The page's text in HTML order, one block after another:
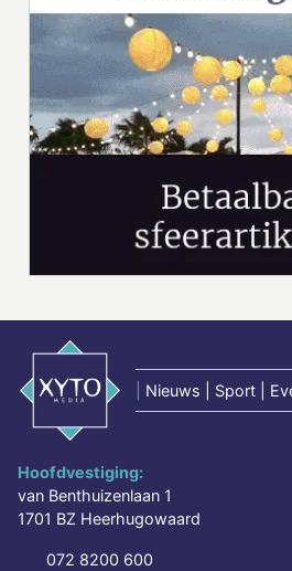
Nieuws | Sport |
Hoofdvestiging:
van Benthuizenlaan 1
1701 BZ Heerhugowaard
072 8200 600